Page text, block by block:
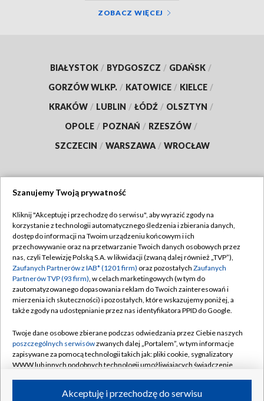
ZOBACZ WIĘCEJ
BIAŁYSTOK / BYDGOSZCZ / GDAŃSK /
GORZÓW WLKP. / KATOWICE / KIELCE /
KRAKÓW / LUBLIN / ŁÓDŹ / OLSZTYN /
OPOLE / POZNAŃ / RZESZÓW /
SZCZECIN / WARSZAWA / WROCŁAW
TVP
Abonament TVP
Emisja w TVP
Centrum informacji TVP
Naziemna Telewizja Cyfrowa
Rada Programowa
System NOS
Informacje o nadawcy
Program dla prasy
Regulamin TVP
Polityka prywatności
Moje zgody
Pomoc
Kontakt
Kanały
Szanujemy Twoją prywatność
Kliknij "Akceptuję i przechodzę do serwisu", aby wyrazić zgody na
korzystanie z technologii automatycznego śledzenia i zbierania danych,
dostęp do informacji na Twoim urządzeniu końcowym i ich
przechowywanie oraz na przetwarzanie Twoich danych osobowych przez
nas, czyli Telewizję Polską S.A. w likwidacji (zwaną dalej również „TVP”),
Zaufanych Partnerów z IAB* (1201 firm) oraz pozostałych Zaufanych
Partnerów TVP (93 firm), w celach marketingowych (w tym do
zautomatyzowanego dopasowania reklam do Twoich zainteresowań i
mierzenia ich skuteczności) i pozostałych, które wskazujemy poniżej, a
także zgody na udostępnianie przez nas identyfikatora PPID do Google.
Twoje dane osobowe zbierane podczas odwiedzania przez Ciebie naszych
poszczególnych serwisówzwanych dalej „Portalem”, w tym informacje
zapisywane za pomocą technologii takich jak: pliki cookie, sygnalizatory
WWW lub innych podobnych technologii umożliwiających świadczenie
ruchu w Internecie.Akceptuję i przechodzę do serwisu